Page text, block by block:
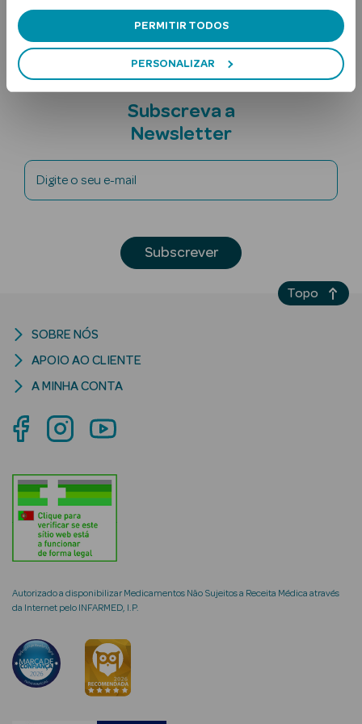
PERMITIR TODOS
PERSONALIZAR
Solares
Criança
Ver Tudo
Cosmética
Rosto
Creme de Olhos
Nota adicional
Subscreva a
Newsletter
Digite o seu e-mail
Subscrever
Autorizado a disponibilizar Medicamentos Não Sujeitos a Receita Médica através
da Internet pelo INFARMED, I.P.
SOBRE NÓS
APOIO AO CLIENTE
A MINHA CONTA
Topo